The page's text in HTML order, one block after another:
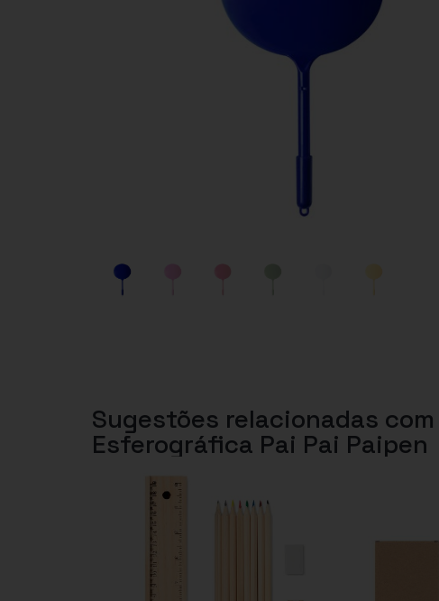
Sugestões relacionadas com
Esferográfica Pai Pai Paipen